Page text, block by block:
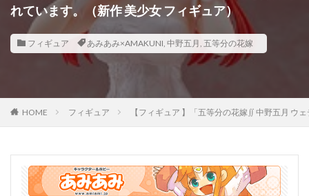
れています。（新作 美少女 フィギュア）
フィギュア あみあみ×AMAKUNI, 中野五月, 五等分の花嫁
HOME フィギュア 【フィギュア 】「五等分の花嫁∬ 中野五月